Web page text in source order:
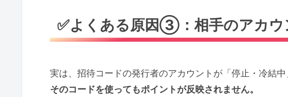
✅よくある原因③：相手のアカウ
実は、招待コードの発行者のアカウントが「停止・冷結中
そのコードを使ってもポイントが反映されません。